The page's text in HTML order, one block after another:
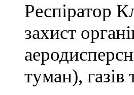
Респіратор
захист
туман), газів